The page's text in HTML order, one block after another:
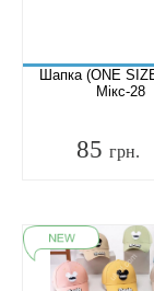
Шапка (ONE
Мікс-28
85грн.